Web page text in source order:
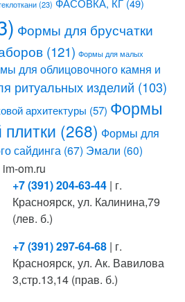
(23)
Формы для брусчатки
(121) Формы для малых
для облицовочного камня и
ритуальных изделий (103)
архитектуры (57) Формы
(268) Формы для
сайдинга (67) Эмали (60)
+7 (391) 204-63-44 | г.
Красноярск, ул. Калинина,79
(лев. б.)
+7 (391) 297-64-68 | г.
Красноярск, ул. Ак. Вавилова
3,стр.13,14 (прав. б.)